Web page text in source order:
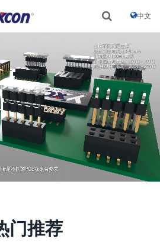
中文
门推荐